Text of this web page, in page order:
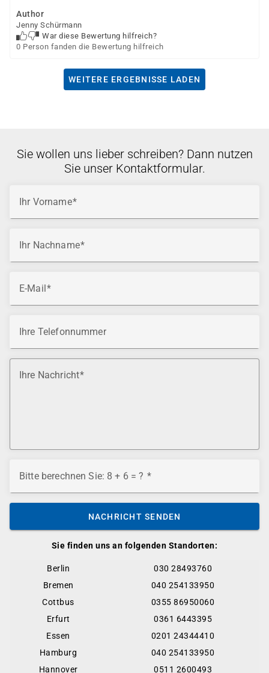
Author
Jenny Schürmann
War diese Bewertung hilfreich?
0 Person fanden die Bewertung hilfreich
WEITERE ERGEBNISSE LADEN
Sie finden uns an folgenden Standorten:
Berlin
030 28493760
Bremen
040 254133950
Cottbus
0355 86950060
Erfurt
0361 6443395
Essen
0201 24344410
Hamburg
040 254133950
Hannover
0511 2600493
Sie wollen uns lieber schreiben? Dann nutzen
Sie unser Kontaktformular.
Ihr Vorname
Ihr Nachname
E-Mail
Ihre Telefonnummer
Ihre Nachricht
Bitte berechnen Sie: 8 + 6 = ?
NACHRICHT SENDEN